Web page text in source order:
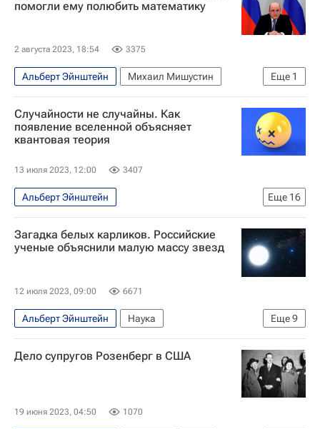
помогли ему полюбить математику
2 августа 2023, 18:54 3375
Еще 1
Альберт Эйнштейн
Михаил Мишустин
Россия
Случайности не случайны. Как
появление вселенной объясняет
квантовая теория
13 июля 2023, 12:00 3407
Еще 16
Альберт Эйнштейн
Мы все умрём. Но это не точно
Подкаст
Объединенный институт ядерных исследований
Вселенная
Физика
Теория большого взрыва
галактики
философия
Хаббл Технологии
гравитация
Загадка белых карликов. Российские
ученые объяснили малую массу звезд
12 июля 2023, 09:00 6671
Еще9
Альберт Эйнштейн
Наука
Навигатор абитуриента
Космос - РИА Наука
Земля
Балтийский федеральный университет
Россия
Греция Испания
Дело супругов Розенберг в США
19 июня 2023, 04:50 1070